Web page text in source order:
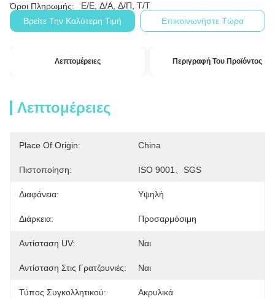
Όροι Πληρωμής:
Ε/Ε, Δ/Α, Δ/Π, Τ/Τ
Βρείτε Την Καλύτερη Τιμή
Επικοινωνήστε Τώρα
Λεπτομέρειες Περιγραφή Του Προϊόντος
Λεπτομέρειες
Place Of Origin: China
Πιστοποίηση: ISO 9001、SGS
Διαφάνεια: Υψηλή
Διάρκεια: Προσαρμόσιμη
Αντίσταση UV: Ναι
Αντίσταση Στις Γρατζουνιές: Ναι
Τύπος Συγκολλητικού: Ακρυλικά